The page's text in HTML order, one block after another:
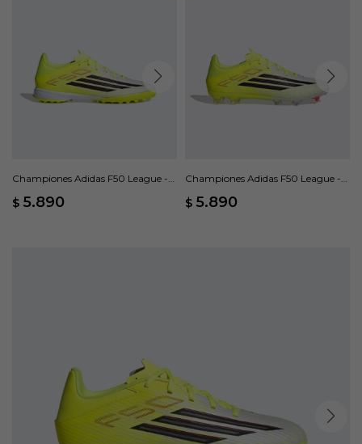
Championes Adidas F50 League -
$ 5.890
Championes Adidas F50 League -
$ 5.890